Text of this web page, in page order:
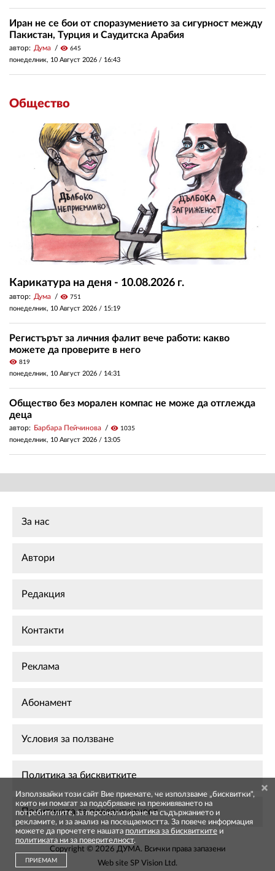
Иран не се бои от споразумението за сигурност между
Пакистан, Турция и Саудитска Арабия
автор: Дума visibility 645
понеделник, 10 Август 2026 / 16:43
Общество
Карикатура на деня - 10.08.2026 г.
автор: Дума visibility 751
понеделник, 10 Август 2026 / 15:19
Регистърът за личния фалит вече работи: какво
можете да проверите в него
visibility 819
понеделник, 10 Август 2026 / 14:31
Общество без морален компас не може да отглежда
деца
автор: Барбара Пейчинова visibility 1035
понеделник, 10 Август 2026 / 13:05
За нас
Автори
Редакция
Контакти
Реклама
Абонамент
Условия за ползване
Политика за бисквитките
Политиката за поверителност
Copyright © 2026 ДУМА. Всички права запазени
Web site SP Vision Ltd.
Използвайки този сайт Вие приемате, че използваме „бисквитки",
които ни помагат за подобряване на преживяването на
потребителите, за персонализиране на съдържанието и
рекламите, и за анализ на посещаемостта. За повече информация
можете да прочетете нашата политика за бисквитките и
политиката ни за поверителност.
ПРИЕМАМ